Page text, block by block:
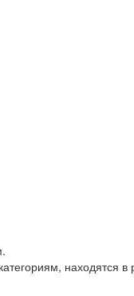
находятся в